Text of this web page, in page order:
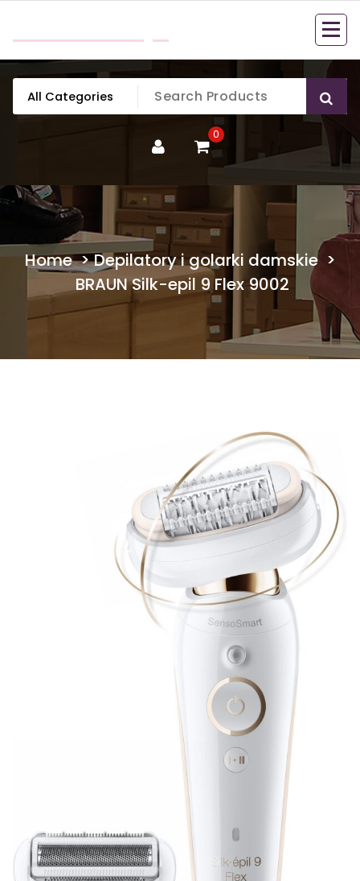
content
0
Home>Depilatory i golarki damskie >
BRAUN Silk-epil 9 Flex 9002